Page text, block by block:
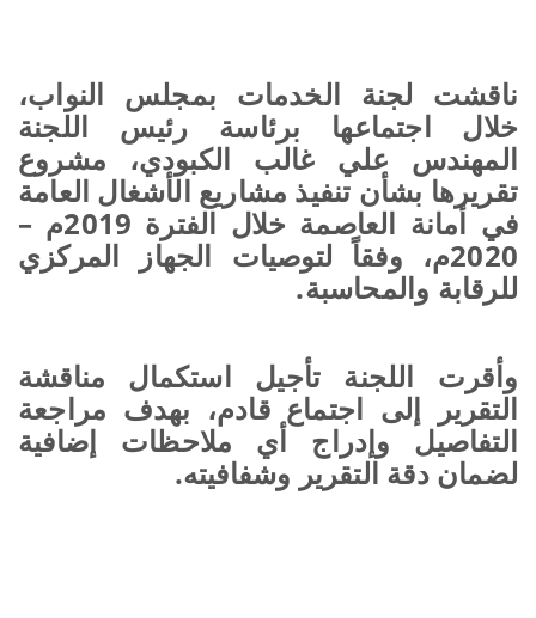
ناقشت لجنة الخدمات بمجلس النواب،
خلال اجتماعها برئاسة رئيس اللجنة
المهندس علي غالب الكبودي، مشروع
تقريرها بشأن تنفيذ مشاريع الأشغال العامة
في أمانة العاصمة خلال الفترة 2019م –
2020م، وفقاً لتوصيات الجهاز المركزي
للرقابة والمحاسبة.
وأقرت اللجنة تأجيل استكمال مناقشة
التقرير إلى اجتماع قادم، بهدف مراجعة
التفاصيل وإدراج أي ملاحظات إضافية
لضمان دقة التقرير وشفافيته.